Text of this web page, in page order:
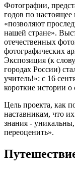
Фотографии,
годов по настоящее
«позволяют
нашей стране».
отечественных
фотографических
Экспозиция (к
городах России)
учитель!»: с 16
короткие истории о
Цель проекта, как
наставникам, что
знания -
переоценить».